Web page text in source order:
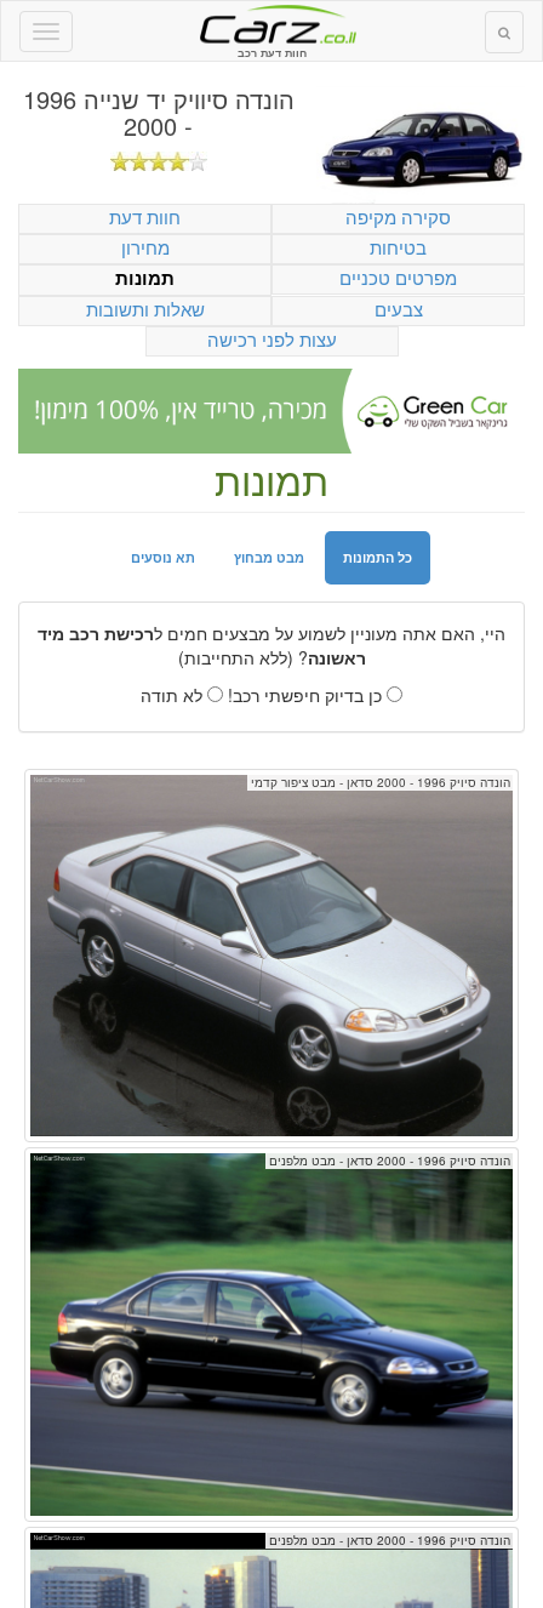
חוות דעת רכב
הונדה סיוויק יד שנייה 1996
- 2000
סקירה מקיפה
חוות דעת
בטיחות
מחירון
מפרטים טכניים
תמונות
צבעים
שאלות ותשובות
עצות לפני רכישה
תמונות
תא נוסעים מבט מבחוץ כל התמונות
היי, האם אתה מעוניין לשמוע על מבצעים חמים לרכישת רכב מיד
ראשונה? (ללא התחייבות)
כן בדיוק חיפשתי רכב!
לא תודה
הונדה סיויק 1996 - 2000 סדאן - מבט ציפור קדמי
הונדה סיויק 1996 - 2000 סדאן - מבט מלפנים
הונדה סיויק 1996 - 2000 סדאן - מבט מלפנים